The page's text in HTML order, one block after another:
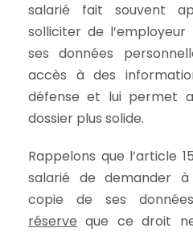
salarié fait souvent
solliciter de
ses données
accès à des
défense et lui permet
dossier plus solide.
Rappelons que l’article
salarié de demander
copie de ses
réserve que ce droit